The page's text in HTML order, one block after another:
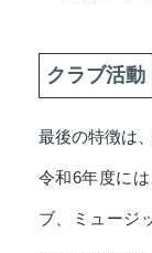
クラブ活動
最後の特徴は
令和6年度に
ブ、ミュージ